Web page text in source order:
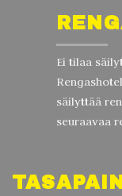
Ei tilaa
säilyttää
seuraavaa